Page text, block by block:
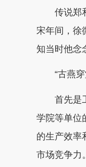
传说郑
宋年间，徐
知当时他念
“古燕
首先是
学院等单位
的生产效率
市场竞争力